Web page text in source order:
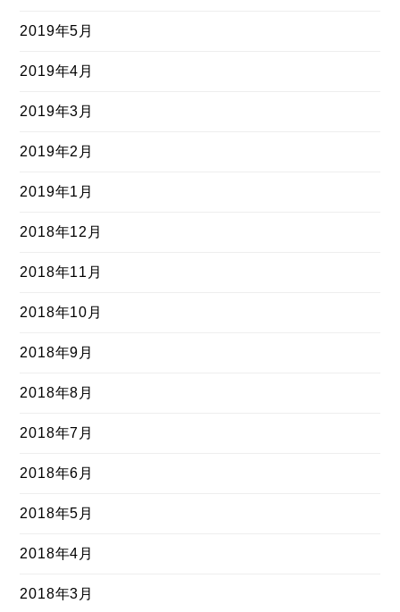
2019年5月
2019年4月
2019年3月
2019年2月
2019年1月
2018年12月
2018年11月
2018年10月
2018年9月
2018年8月
2018年7月
2018年6月
2018年5月
2018年4月
2018年3月